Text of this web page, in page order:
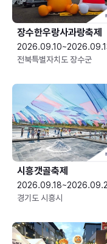
장수한우랑사과랑축제
전북특별자치도 장수군
시흥갯골축제
경기도 시흥시